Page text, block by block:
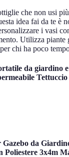
che non usi
idea fai da te è
i vasi
Utilizza piante
chi ha poco
da giardino
da
3x4m